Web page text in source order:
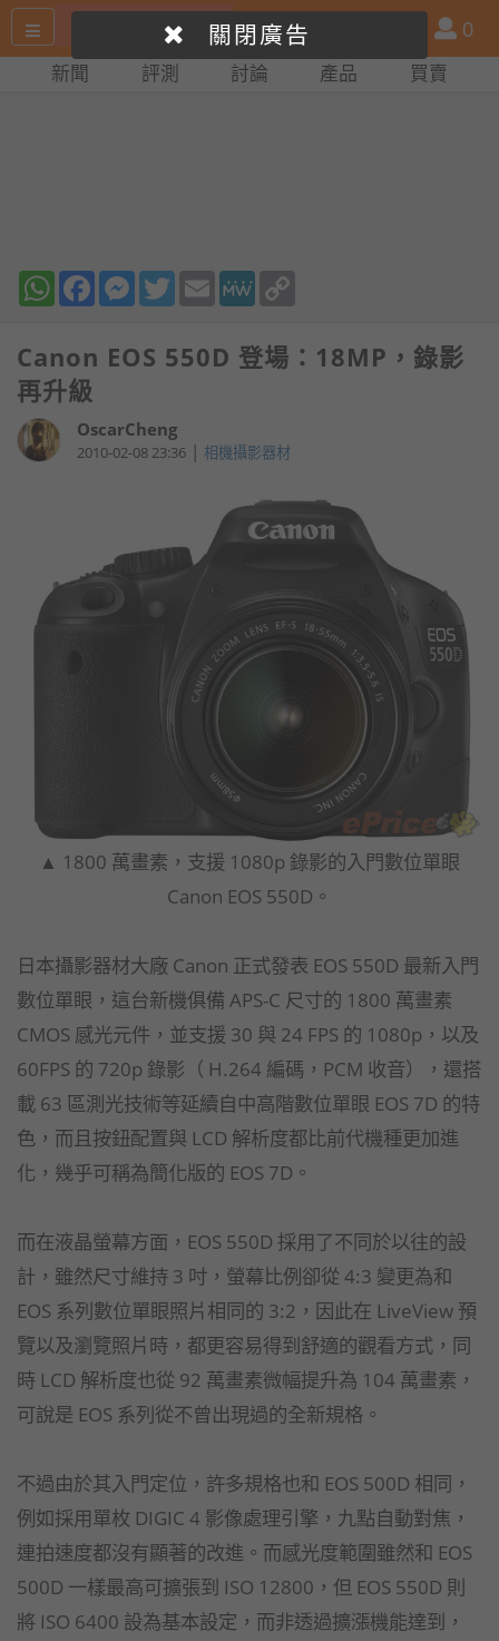
尋
產
品
比
會
員
0
新聞 評測 討論 產品 買賣
WhatsAppFacebookMessenger
TwitterEmail MeWe
Canon EOS 550D 登場：18MP，錄影
再升級
OscarCheng
2010-02-08 23:36 | 相機攝影器材
▲ 1800 萬畫素，支援 1080p 錄影的入門數位單眼
Canon EOS 550D。
日本攝影器材大廠 Canon 正式發表 EOS 550D 最新入門
數位單眼，這台新機俱備 APS-C 尺寸的 1800 萬畫素
CMOS 感光元件，並支援 30 與 24 FPS 的 1080p，以及
60FPS 的 720p 錄影（ H.264 編碼，PCM 收音），還搭
載 63 區測光技術等延續自中高階數位單眼 EOS 7D 的特
色，而且按鈕配置與 LCD 解析度都比前代機種更加進
化，幾乎可稱為簡化版的 EOS 7D。
而在液晶螢幕方面，EOS 550D 採用了不同於以往的設
計，雖然尺寸維持 3 吋，螢幕比例卻從 4:3 變更為和
EOS 系列數位單眼照片相同的 3:2，因此在 LiveView 預
覽以及瀏覽照片時，都更容易得到舒適的觀看方式，同
時 LCD 解析度也從 92 萬畫素微幅提升為 104 萬畫素，
可說是 EOS 系列從不曾出現過的全新規格。
關閉廣告
不過由於其入門定位，許多規格也和 EOS 500D 相同，
例如採用單枚 DIGIC 4 影像處理引擎，九點自動對焦，
連拍速度都沒有顯著的改進。而感光度範圍雖然和 EOS
500D 一樣最高可擴張到 ISO 12800，但 EOS 550D 則
將 ISO 6400 設為基本設定，而非透過擴漲機能達到，